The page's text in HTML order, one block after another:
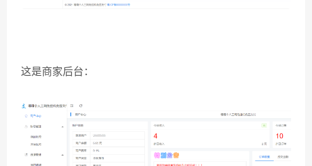
这是商家后台：